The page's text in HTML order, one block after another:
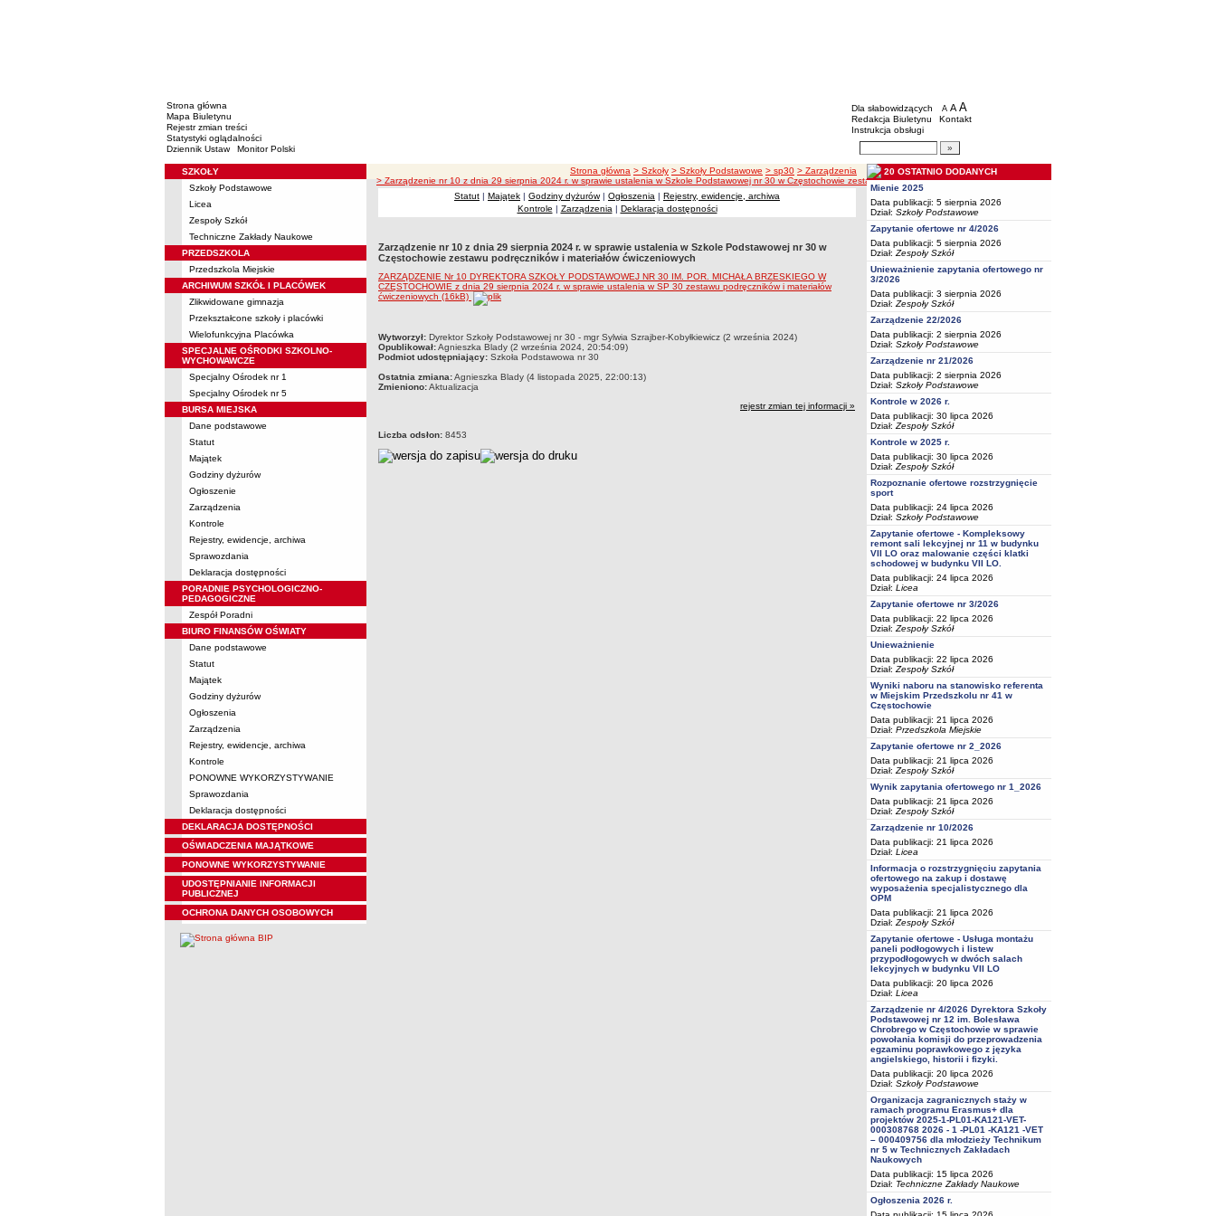
Strona główna
Mapa Biuletynu
Rejestr zmian treści
Statystyki oglądalności
Dziennik Ustaw
Monitor Polski
BIP - Oświata Częstochowa
Menu dodatkowe
Dla słabowidzących A pomniejsz czcionkę
A standardowy rozmiar czcionki
A
Redakcja Biuletynu
Kontakt
Instrukcja obsługi
Wyszukiwarka artykułów
Menu
SZKOŁY
Szkoły Podstawowe
Licea
Zespoły Szkół
Techniczne Zakłady Naukowe
PRZEDSZKOLA
Przedszkola Miejskie
ARCHIWUM SZKÓŁ I PLACÓWEK
Zlikwidowane gimnazja
Przekształcone szkoły i placówki
Wielofunkcyjna Placówka
SPECJALNE OŚRODKI SZKOLNO-
WYCHOWAWCZE
Specjalny Ośrodek nr 1
Specjalny Ośrodek nr 5
BURSA MIEJSKA
Dane podstawowe
Statut
Majątek
Godziny dyżurów
Ogłoszenie
Zarządzenia
Kontrole
Rejestry, ewidencje, archiwa
Sprawozdania
Deklaracja dostępności
PORADNIE PSYCHOLOGICZNO-
PEDAGOGICZNE
Zespół Poradni
BIURO FINANSÓW OŚWIATY
Dane podstawowe
Statut
Majątek
Godziny dyżurów
Ogłoszenia
Zarządzenia
Rejestry, ewidencje, archiwa
Kontrole
PONOWNE WYKORZYSTYWANIE
Sprawozdania
Deklaracja dostępności
DEKLARACJA DOSTĘPNOŚCI
OŚWIADCZENIA MAJĄTKOWE
PONOWNE WYKORZYSTYWANIE
UDOSTĘPNIANIE INFORMACJI
PUBLICZNEJ
OCHRONA DANYCH OSOBOWYCH
ścieżka nawigacji
Strona główna > Szkoły > Szkoły Podstawowe > sp30 > Zarządzenia
> Zarządzenie nr 10 z dnia 29 sierpnia 2024 r. w sprawie ustalenia w Szkole Podstawowej nr 30 w Częstochowie zestawu podręczników i materiałów ćwiczeniowych
Statut | Majątek | Godziny dyżurów| Ogłoszenia | Rejestry, ewidencje, archiwa
Kontrole | Zarządzenia | Deklaracja dostępności
Zarządzenie nr 10 z dnia 29 sierpnia 2024 r. w sprawie ustalenia w Szkole Podstawowej nr 30 w
Częstochowie zestawu podręczników i materiałów ćwiczeniowych
ZARZĄDZENIE Nr 10 DYREKTORA SZKOŁY PODSTAWOWEJ NR 30 IM. POR. MICHAŁA BRZESKIEGO W
CZĘSTOCHOWIE z dnia 29 sierpnia 2024 r. w sprawie ustalenia w SP 30 zestawu podręczników i materiałów
ćwiczeniowych (16kB)
metryczka
Wytworzył: Dyrektor Szkoły Podstawowej nr 30 - mgr Sylwia Szrajber-Kobyłkiewicz (2 września 2024)
Opublikował:Agnieszka Blady (2 września 2024, 20:54:09)
Podmiot udostępniający: Szkoła Podstawowa nr 30
Ostatnia zmiana:Agnieszka Blady (4 listopada 2025, 22:00:13)
Zmieniono:Aktualizacja
rejestr zmian tej informacji »
Liczba odsłon: 8453
20 OSTATNIO DODANYCH
Mienie 2025
Data publikacji: 5 sierpnia 2026
Dział: Szkoły Podstawowe
Zapytanie ofertowe nr 4/2026
Data publikacji: 5 sierpnia 2026
Dział: Zespoły Szkół
Unieważnienie zapytania ofertowego nr
3/2026
Data publikacji: 3 sierpnia 2026
Dział: Zespoły Szkół
Zarządzenie 22/2026
Data publikacji: 2 sierpnia 2026
Dział: Szkoły Podstawowe
Zarządzenie nr 21/2026
Data publikacji: 2 sierpnia 2026
Dział: Szkoły Podstawowe
Kontrole w 2026 r.
Data publikacji: 30 lipca 2026
Dział: Zespoły Szkół
Kontrole w 2025 r.
Data publikacji: 30 lipca 2026
Dział: Zespoły Szkół
Rozpoznanie ofertowe rozstrzygnięcie
sport
Data publikacji: 24 lipca 2026
Dział: Szkoły Podstawowe
Zapytanie ofertowe - Kompleksowy
remont sali lekcyjnej nr 11 w budynku
VII LO oraz malowanie części klatki
schodowej w budynku VII LO.
Data publikacji: 24 lipca 2026
Dział: Licea
Zapytanie ofertowe nr 3/2026
Data publikacji: 22 lipca 2026
Dział: Zespoły Szkół
Unieważnienie
Data publikacji: 22 lipca 2026
Dział: Zespoły Szkół
Wyniki naboru na stanowisko referenta
w Miejskim Przedszkolu nr 41 w
Częstochowie
Data publikacji: 21 lipca 2026
Dział: Przedszkola Miejskie
Zapytanie ofertowe nr 2_2026
Data publikacji: 21 lipca 2026
Dział: Zespoły Szkół
Wynik zapytania ofertowego nr 1_2026
Data publikacji: 21 lipca 2026
Dział: Zespoły Szkół
Zarządzenie nr 10/2026
Data publikacji: 21 lipca 2026
Dział: Licea
Informacja o rozstrzygnięciu zapytania
ofertowego na zakup i dostawę
wyposażenia specjalistycznego dla
OPM
Data publikacji: 21 lipca 2026
Dział: Zespoły Szkół
Zapytanie ofertowe - Usługa montażu
paneli podłogowych i listew
przypodłogowych w dwóch salach
lekcyjnych w budynku VII LO
Data publikacji: 20 lipca 2026
Dział: Licea
Zarządzenie nr 4/2026 Dyrektora Szkoły
Podstawowej nr 12 im. Bolesława
Chrobrego w Częstochowie w sprawie
powołania komisji do przeprowadzenia
egzaminu poprawkowego z języka
angielskiego, historii i fizyki.
Data publikacji: 20 lipca 2026
Dział: Szkoły Podstawowe
Organizacja zagranicznych staży w
ramach programu Erasmus+ dla
projektów 2025-1-PL01-KA121-VET-
000308768 2026 - 1 -PL01 -KA121 -VET
– 000409756 dla młodzieży Technikum
nr 5 w Technicznych Zakładach
Naukowych
Data publikacji: 15 lipca 2026
Dział: Techniczne Zakłady Naukowe
Ogłoszenia 2026 r.